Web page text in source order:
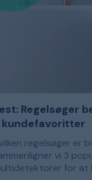
Regelsøger
kundefavoritter
regelsøger er
vi 3
for at